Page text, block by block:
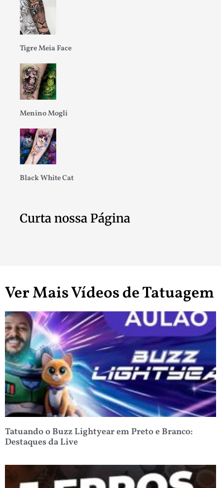
Tigre Meia Face
Menino Mogli
Black White Cat
Curta nossa Página
Ver Mais Vídeos de Tatuagem
Tatuando o Buzz Lightyear em Preto e Branco:
Destaques da Live